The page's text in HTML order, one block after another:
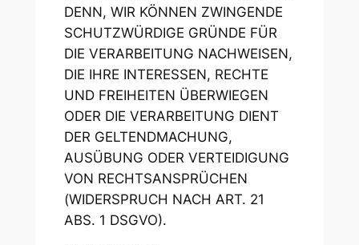
DENN, WIR KÖNNEN ZWINGENDE
SCHUTZWÜRDIGE GRÜNDE FÜR
DIE VERARBEITUNG NACHWEISEN,
DIE IHRE INTERESSEN, RECHTE
UND FREIHEITEN ÜBERWIEGEN
ODER DIE VERARBEITUNG DIENT
DER GELTENDMACHUNG,
AUSÜBUNG ODER VERTEIDIGUNG
VON RECHTSANSPRÜCHEN
(WIDERSPRUCH NACH ART. 21
ABS. 1 DSGVO).